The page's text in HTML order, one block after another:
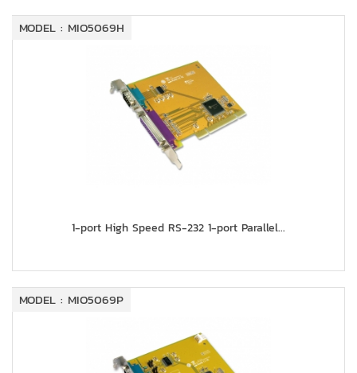
MODEL : MIO5069H
1-port High Speed RS-232 1-port Parallel...
MODEL : MIO5069P